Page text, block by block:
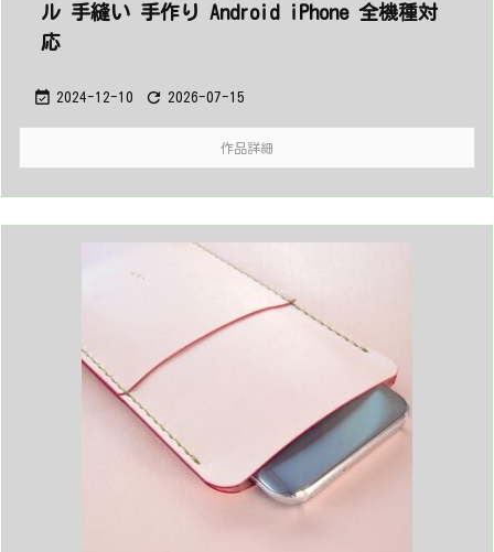
ル 手縫い 手作り Android iPhone 全機種対
応
 2024-12-10  2026-07-15
作品詳細